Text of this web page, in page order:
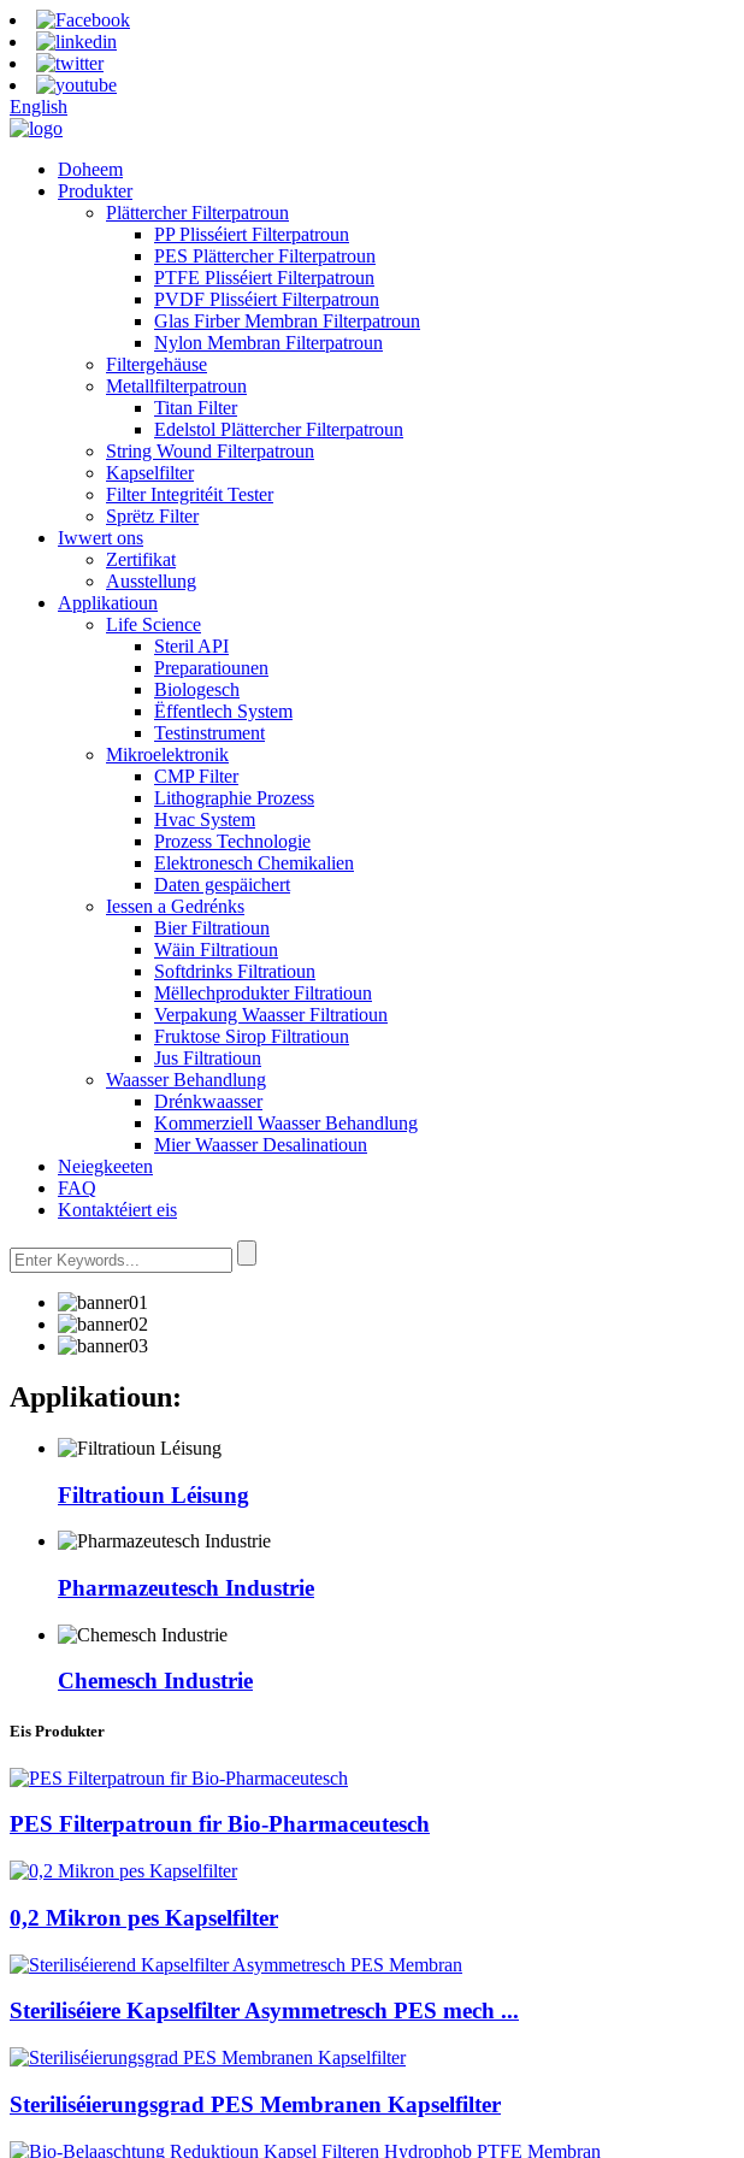
English
Doheem
Produkter
Plättercher Filterpatroun
PP Plisséiert Filterpatroun
PES Plättercher Filterpatroun
PTFE Plisséiert Filterpatroun
PVDF Plisséiert Filterpatroun
Glas Firber Membran Filterpatroun
Nylon Membran Filterpatroun
Filtergehäuse
Metallfilterpatroun
Titan Filter
Edelstol Plättercher Filterpatroun
String Wound Filterpatroun
Kapselfilter
Filter Integritéit Tester
Sprëtz Filter
Iwwert ons
Zertifikat
Ausstellung
Applikatioun
Life Science
Steril API
Preparatiounen
Biologesch
Ëffentlech System
Testinstrument
Mikroelektronik
CMP Filter
Lithographie Prozess
Hvac System
Prozess Technologie
Elektronesch Chemikalien
Daten gespäichert
Iessen a Gedrénks
Bier Filtratioun
Wäin Filtratioun
Softdrinks Filtratioun
Mëllechprodukter Filtratioun
Verpakung Waasser Filtratioun
Fruktose Sirop Filtratioun
Jus Filtratioun
Waasser Behandlung
Drénkwaasser
Kommerziell Waasser Behandlung
Mier Waasser Desalinatioun
Neiegkeeten
FAQ
Kontaktéiert eis
Applikatioun:
Filtratioun Léisung
Pharmazeutesch Industrie
Chemesch Industrie
Eis Produkter
PES Filterpatroun fir Bio-Pharmaceutesch
0,2 Mikron pes Kapselfilter
Steriliséiere Kapselfilter Asymmetresch PES mech ...
Steriliséierungsgrad PES Membranen Kapselfilter